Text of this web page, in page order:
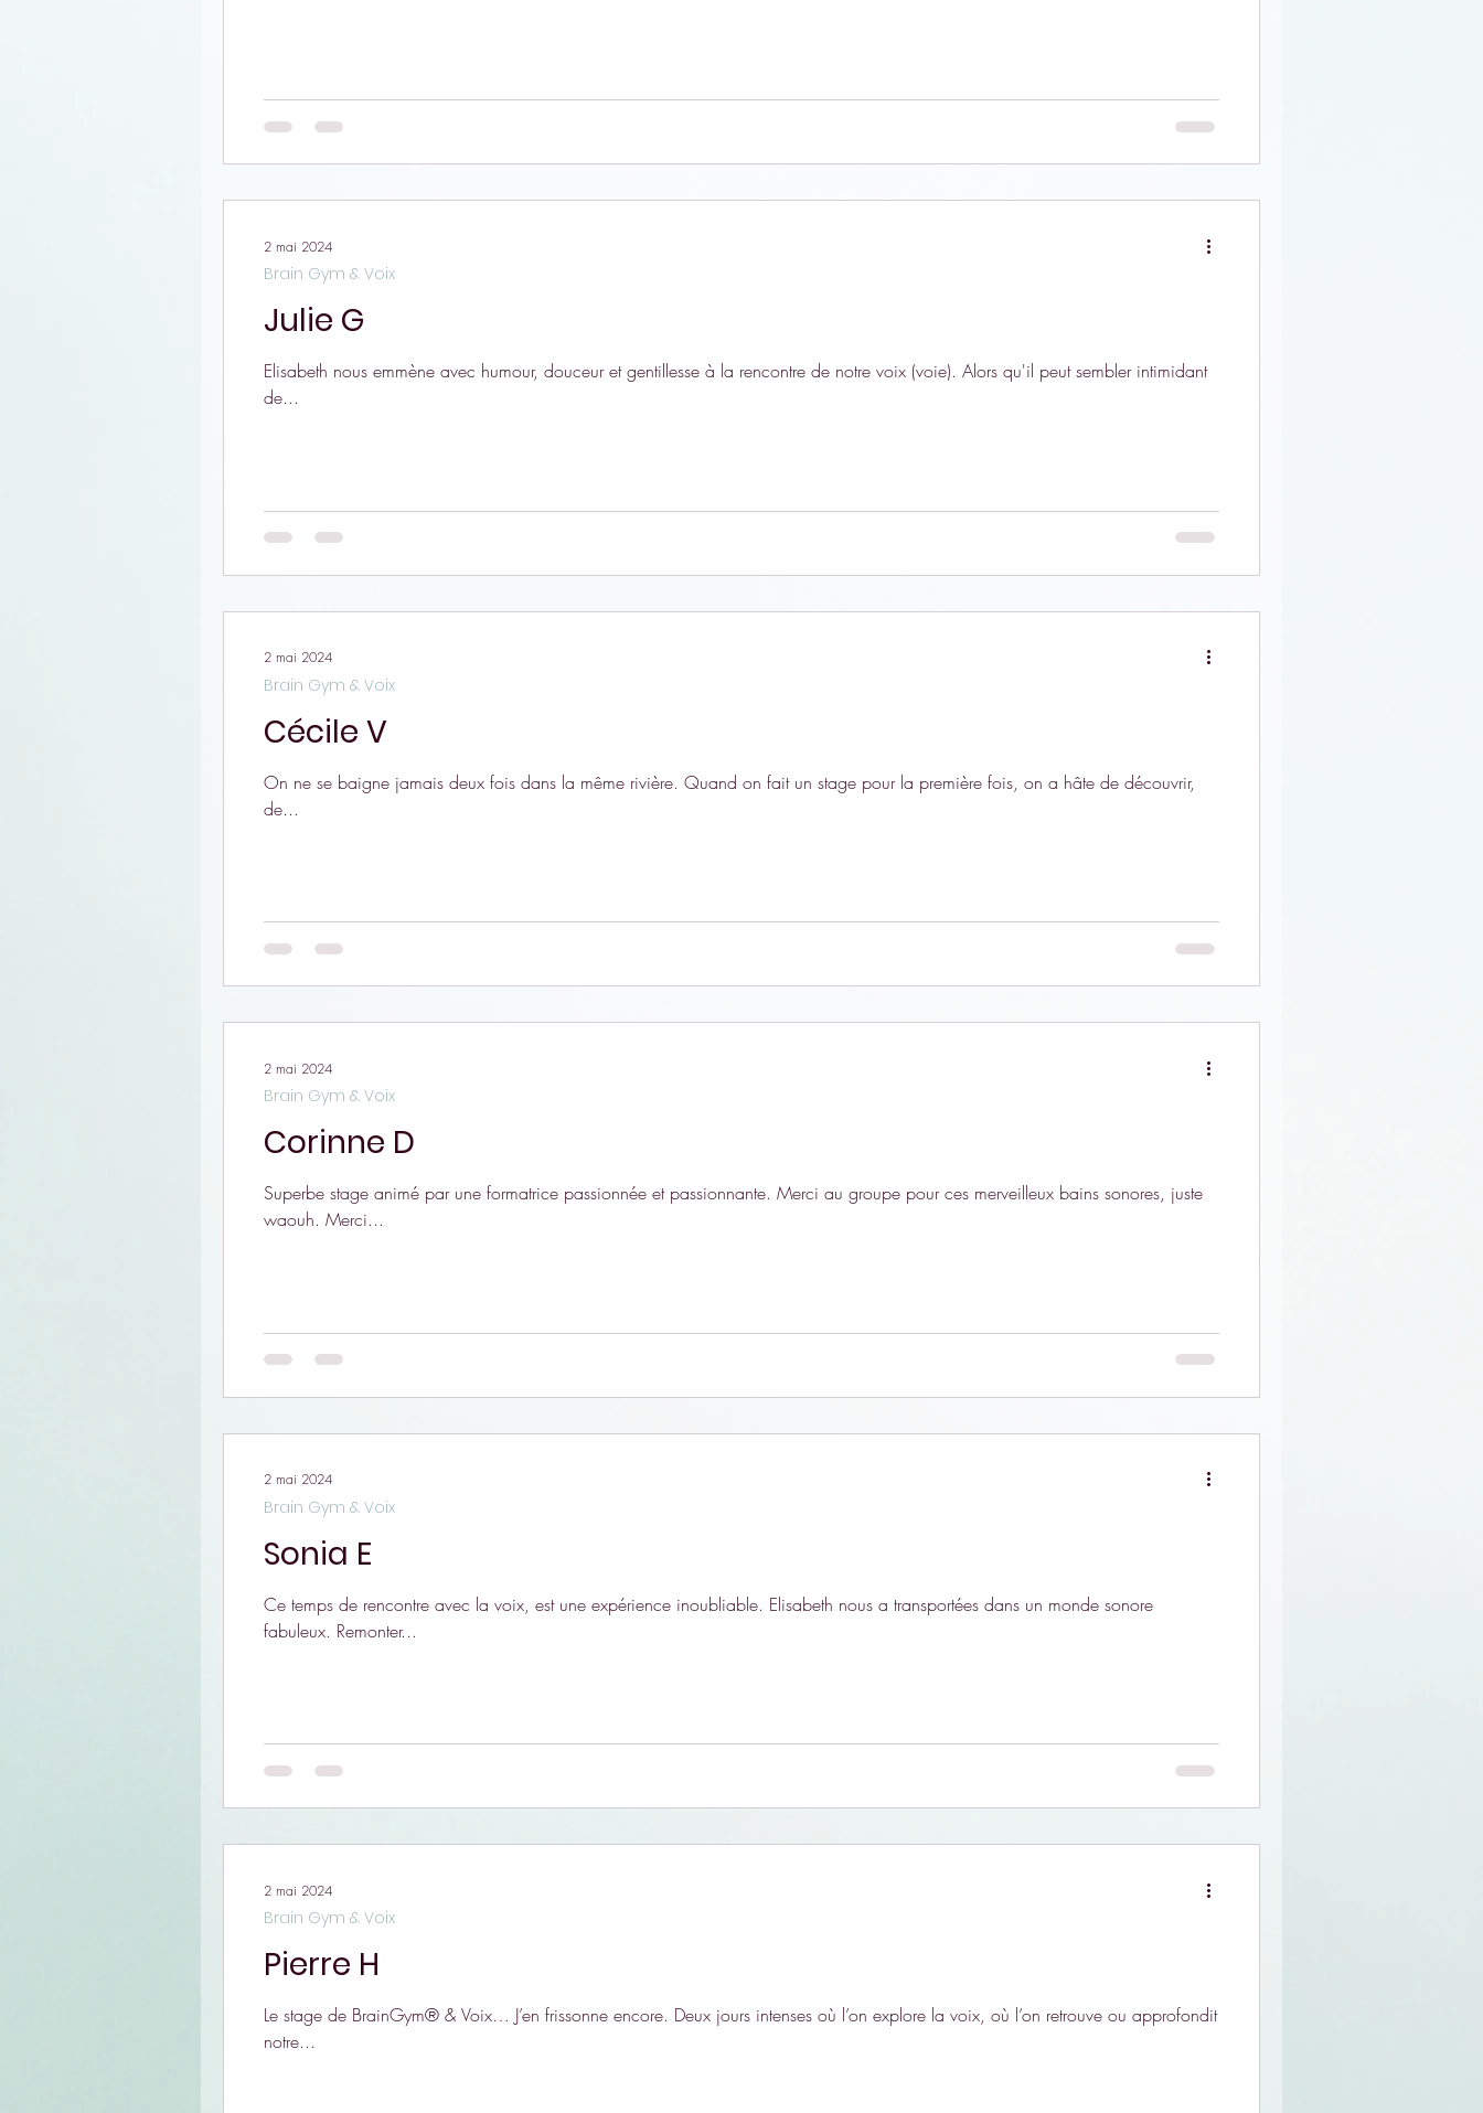
Julie G
Elisabeth nous emmène avec humour, douceur et gentillesse à la rencontre de notre voix (voie). Alors qu'il peut sembler intimidant
de...
Brain Gym & Voix
2 mai 2024
Cécile V
On ne se baigne jamais deux fois dans la même rivière. Quand on fait un stage pour la première fois, on a hâte de découvrir,
de...
Brain Gym & Voix
2 mai 2024
Corinne D
Superbe stage animé par une formatrice passionnée et passionnante. Merci au groupe pour ces merveilleux bains sonores, juste
waouh. Merci...
Brain Gym & Voix
2 mai 2024
Sonia E
Ce temps de rencontre avec la voix, est une expérience inoubliable. Elisabeth nous a transportées dans un monde sonore
fabuleux. Remonter...
Brain Gym & Voix
2 mai 2024
Pierre H
Le stage de BrainGym® & Voix… J’en frissonne encore. Deux jours intenses où l’on explore la voix, où l’on retrouve ou approfondit
notre...
Brain Gym & Voix
2 mai 2024